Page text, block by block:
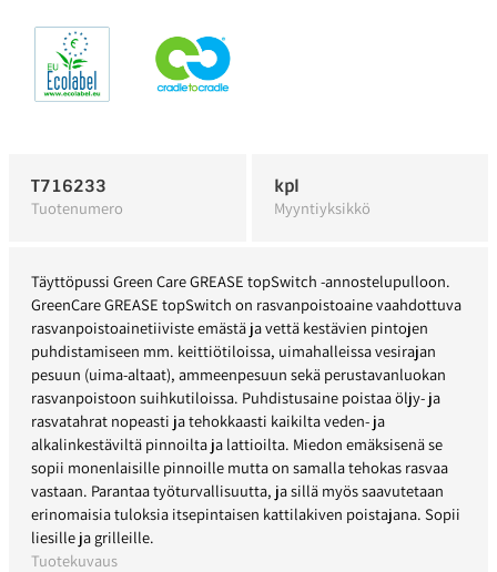
T716233
Tuotenumero
kpl
Myyntiyksikkö
Täyttöpussi Green Care GREASE topSwitch -annostelupulloon.
GreenCare GREASE topSwitch on rasvanpoistoaine vaahdottuva
rasvanpoistoainetiiviste emästä ja vettä kestävien pintojen
puhdistamiseen mm. keittiötiloissa, uimahalleissa vesirajan
pesuun (uima-altaat), ammeenpesuun sekä perustavanluokan
rasvanpoistoon suihkutiloissa. Puhdistusaine poistaa öljy- ja
rasvatahrat nopeasti ja tehokkaasti kaikilta veden- ja
alkalinkestäviltä pinnoilta ja lattioilta. Miedon emäksisenä se
sopii monenlaisille pinnoille mutta on samalla tehokas rasvaa
vastaan. Parantaa työturvallisuutta, ja sillä myös saavutetaan
erinomaisia tuloksia itsepintaisen kattilakiven poistajana. Sopii
liesille ja grilleille.
Tuotekuvaus